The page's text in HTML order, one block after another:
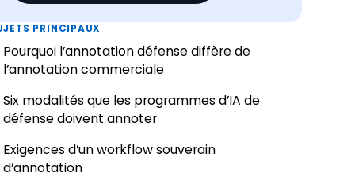
PRINCIPAUX
Pourquoi l’annotation défense diffère de
l’annotation commerciale
Six modalités que les programmes d’IA de
défense doivent annoter
Exigences d’un workflow souverain
d’annotation